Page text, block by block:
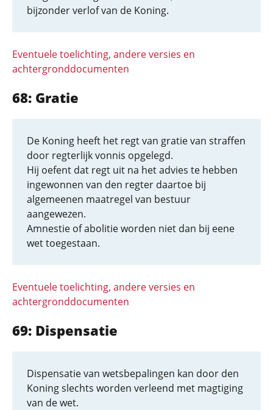
bijzonder verlof van de Koning.
Eventuele toelichting, andere versies en
achtergronddocumenten
68: Gratie
De Koning heeft het regt van gratie van straffen
door regterlijk vonnis opgelegd.
Hij oefent dat regt uit na het advies te hebben
ingewonnen van den regter daartoe bij
algemeenen maatregel van bestuur
aangewezen.
Amnestie of abolitie worden niet dan bij eene
wet toegestaan.
Eventuele toelichting, andere versies en
achtergronddocumenten
69: Dispensatie
Dispensatie van wetsbepalingen kan door den
Koning slechts worden verleend met magtiging
van de wet.